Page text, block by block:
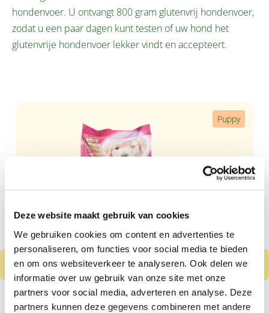
Deze website maakt gebruik van cookies
We gebruiken cookies om content en advertenties te
personaliseren, om functies voor social media te bieden
en om ons websiteverkeer te analyseren. Ook delen we
informatie over uw gebruik van onze site met onze
partners voor social media, adverteren en analyse. Deze
partners kunnen deze gegevens combineren met andere
hondenvoer. U ontvangt 800 gram glutenvrij hondenvoer,
zodat u een paar dagen kunt testen of uw hond het
glutenvrije hondenvoer lekker vindt en accepteert.
Puppy
Nero Gold Puppy